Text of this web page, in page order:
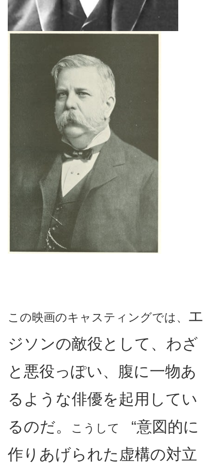
この映画のキャスティングでは、 エ
ジソンの敵役として、わざ
と悪役っぽい、腹に一物あ
るような俳優を起用してい
るのだ。
こうして “意図的に
作りあげられた虚構の対立